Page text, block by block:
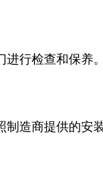
进行检查和保
造商提供的安